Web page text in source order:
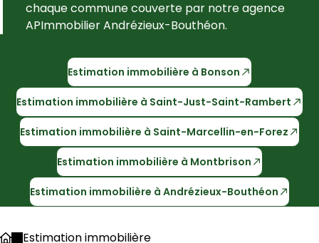
APImmobilier Andrézieux-Bouthéon.
Estimation immobilière à Bonson
Estimation immobilière à Saint-Just-Saint-Rambert
Estimation immobilière à Saint-Marcellin-en-Forez
Estimation immobilière à Montbrison
Estimation immobilière à Andrézieux-Bouthéon
Estimation immobilière